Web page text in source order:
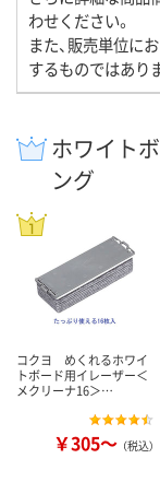
わせください。
また、販売単位に
するものではあり
ホワイト
ング
コクヨ めくれるホワイ
トボード用イレーザー＜
メクリーナ16＞…
￥305～ （税込）